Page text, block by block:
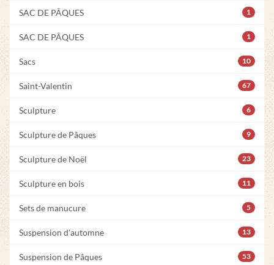
SAC DE PÂQUES 1
SAC DE PÂQUES 1
Sacs 10
Saint-Valentin 67
Sculpture 6
Sculpture de Pâques 9
Sculpture de Noël 23
Sculpture en bois 11
Sets de manucure 5
Suspension d'automne 13
Suspension de Pâques 53